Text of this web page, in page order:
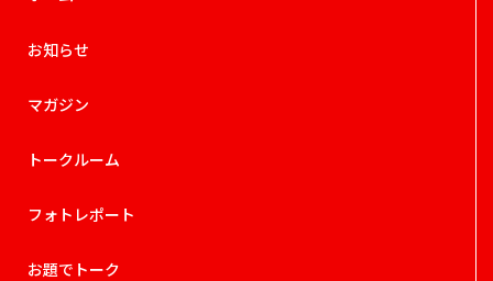
お知らせ
マガジン
トークルーム
フォトレポート
お題でトーク